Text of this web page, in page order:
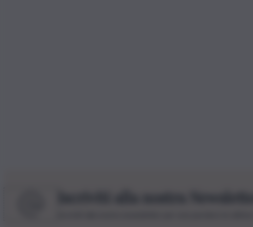
Iscriviti alla nostra Newsletter